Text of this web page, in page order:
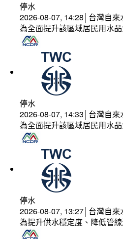
停水
2026-08-07, 14:28│台灣自來
為全面提升該區域居民用水
停水
2026-08-07, 14:33│台灣自來
為全面提升該區域居民用水
停水
2026-08-07, 13:27│台灣自來
為提升供水穩定度、降低管